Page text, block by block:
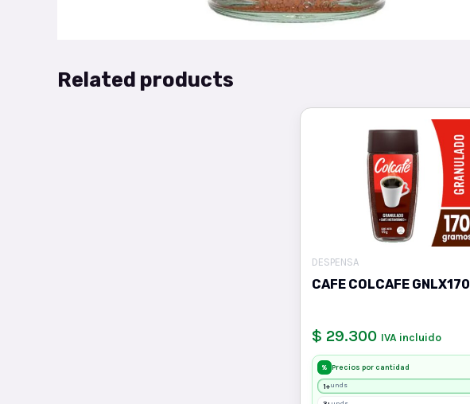
Related products
DESPENSA
CAFE COLCAFE GNLX170
$ 29.300 IVA incluido
% Precios por cantidad
1+unds